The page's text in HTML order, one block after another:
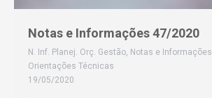
Notas e Informações 47/2020
N. Inf. Planej. Orç. Gestão, Notas e Informações
Orientações Técnicas
19/05/2020